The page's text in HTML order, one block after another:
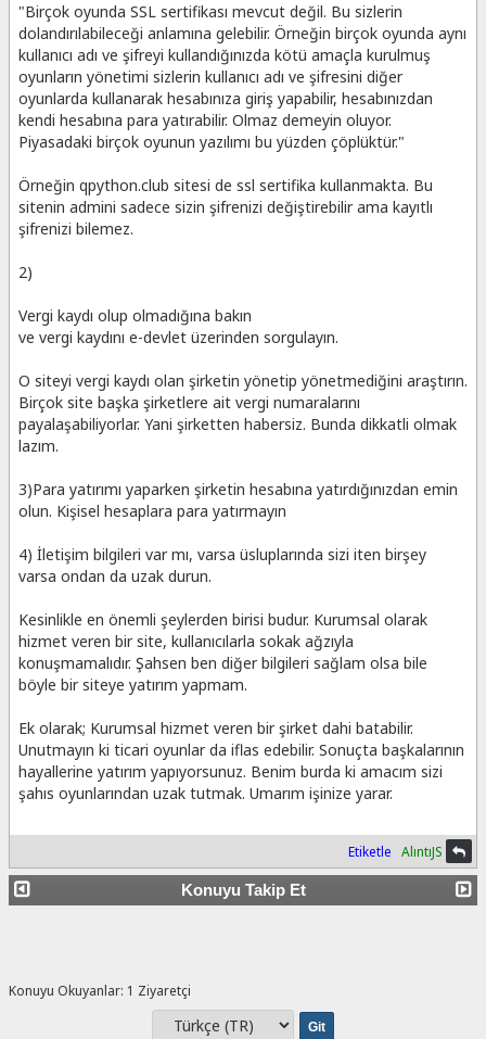
"Birçok oyunda SSL sertifikası mevcut değil. Bu sizlerin
dolandırılabileceği anlamına gelebilir. Örneğin birçok oyunda aynı
kullanıcı adı ve şifreyi kullandığınızda kötü amaçla kurulmuş
oyunların yönetimi sizlerin kullanıcı adı ve şifresini diğer
oyunlarda kullanarak hesabınıza giriş yapabilir, hesabınızdan
kendi hesabına para yatırabilir. Olmaz demeyin oluyor.
Piyasadaki birçok oyunun yazılımı bu yüzden çöplüktür."
Örneğin qpython.club sitesi de ssl sertifika kullanmakta. Bu
sitenin admini sadece sizin şifrenizi değiştirebilir ama kayıtlı
şifrenizi bilemez.
2)
Vergi kaydı olup olmadığına bakın
ve vergi kaydını e-devlet üzerinden sorgulayın.
O siteyi vergi kaydı olan şirketin yönetip yönetmediğini araştırın.
Birçok site başka şirketlere ait vergi numaralarını
payalaşabiliyorlar. Yani şirketten habersiz. Bunda dikkatli olmak
lazım.
3)Para yatırımı yaparken şirketin hesabına yatırdığınızdan emin
olun. Kişisel hesaplara para yatırmayın
4) İletişim bilgileri var mı, varsa üsluplarında sizi iten birşey
varsa ondan da uzak durun.
Kesinlikle en önemli şeylerden birisi budur. Kurumsal olarak
hizmet veren bir site, kullanıcılarla sokak ağzıyla
konuşmamalıdır. Şahsen ben diğer bilgileri sağlam olsa bile
böyle bir siteye yatırım yapmam.
Ek olarak; Kurumsal hizmet veren bir şirket dahi batabilir.
Unutmayın ki ticari oyunlar da iflas edebilir. Sonuçta başkalarının
hayallerine yatırım yapıyorsunuz. Benim burda ki amacım sizi
şahıs oyunlarından uzak tutmak. Umarım işinize yarar.
Etiketle AlıntıJS
Konuyu Takip Et
Konuyu Okuyanlar: 1 Ziyaretçi